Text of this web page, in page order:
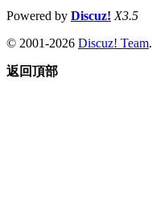
Powered by Discuz! X3.5
© 2001-2026 Discuz! Team.
返回頂部